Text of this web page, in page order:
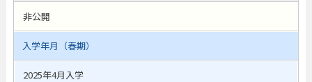
非公開
入学年月（春期）
2025年4月入学